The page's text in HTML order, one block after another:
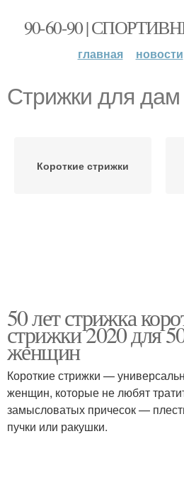
90-60-90 |
главная новости
Стрижки для дам
Короткие стрижки
50 лет стрижка
стрижки 2020 для
женщин
Короткие стрижки —
женщин, которые не любят
замысловатых причесок —
пучки или ракушки.